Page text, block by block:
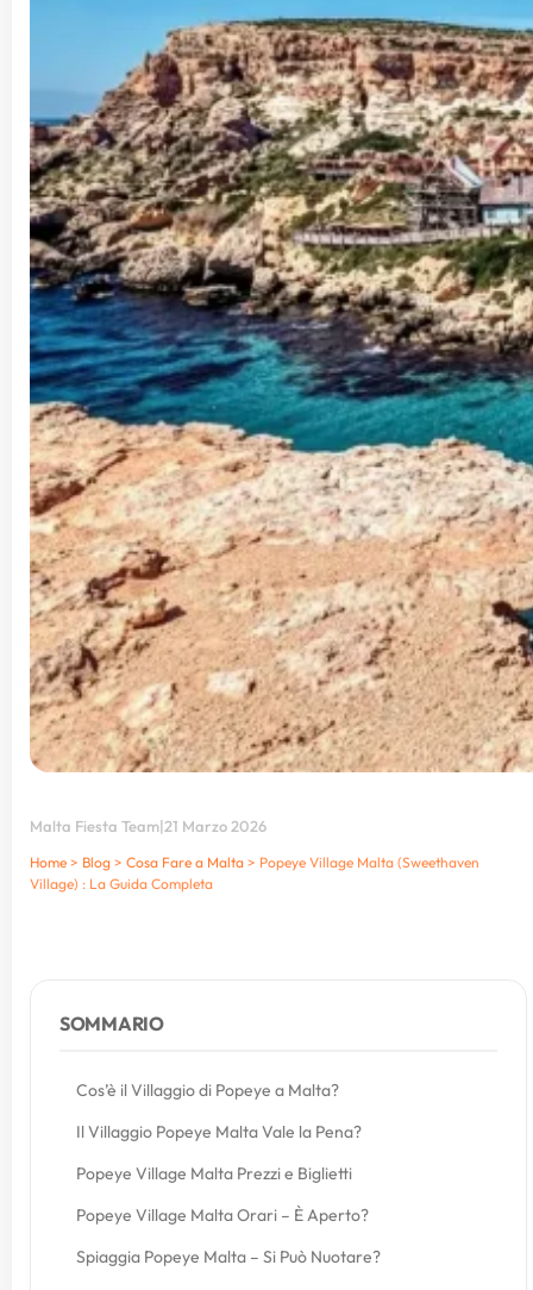
Malta Fiesta Team|21 Marzo 2026
Home > Blog > Cosa Fare a Malta > Popeye Village Malta (Sweethaven
Village) : La Guida Completa
SOMMARIO
Cos’è il Villaggio di Popeye a Malta?
Il Villaggio Popeye Malta Vale la Pena?
Popeye Village Malta Prezzi e Biglietti
Popeye Village Malta Orari – È Aperto?
Spiaggia Popeye Malta – Si Può Nuotare?